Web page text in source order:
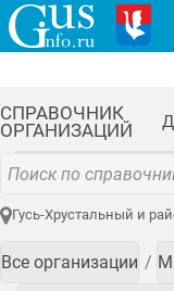
СПРАВОЧНИК
ОРГАНИЗАЦИЙ
Гусь-Хрустальный и
Все организации